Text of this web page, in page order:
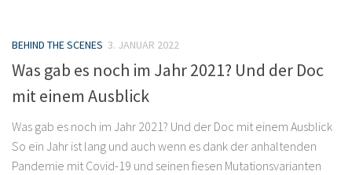
BEHIND THE SCENES 3. JANUAR 2022
Was gab es noch im Jahr 2021? Und der Doc
mit einem Ausblick
Was gab es noch im Jahr 2021? Und der Doc mit einem Ausblick
So ein Jahr ist lang und auch wenn es dank der anhaltenden
Pandemie mit Covid-19 und seinen fiesen Mutationsvarianten